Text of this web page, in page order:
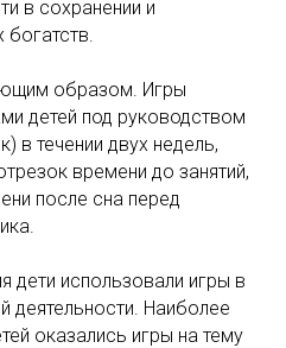
в сохранении и
образом. Игры
детей под руководством
в течении двух недель,
времени до занятий,
после сна перед
использовали игры в
деятельности. Наиболее
оказались игры на тему